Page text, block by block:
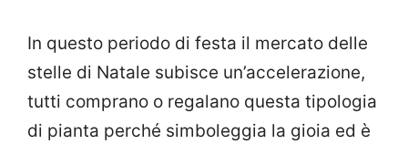
In questo periodo di festa il mercato delle
stelle di Natale subisce un’accelerazione,
tutti comprano o regalano questa tipologia
di pianta perché simboleggia la gioia ed è